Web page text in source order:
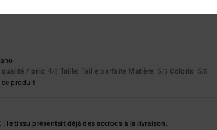
qualité / prix: 4/5 Taille: Taille parfaite Matière: 5/5 Coloris: 5/5
produit
: le tissu présentait déjà des accrocs à la livraison.